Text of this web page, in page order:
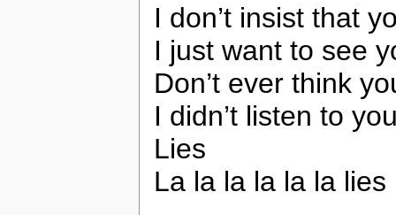
I don’t insist that
I just want to see
Don’t ever think
I didn’t listen to
Lies
La la la la la la lies